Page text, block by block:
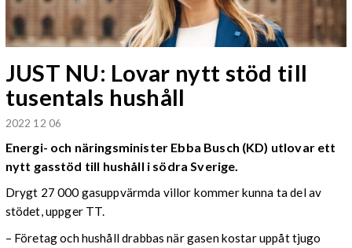
JUST NU: Lovar nytt stöd till
tusentals hushåll
2022 12 06
Energi- och näringsminister Ebba Busch (KD) utlovar ett
nytt gasstöd till hushåll i södra Sverige.
Drygt 27 000 gasuppvärmda villor kommer kunna ta del av
stödet, uppger TT.
– Företag och hushåll drabbas när gasen kostar uppåt tjugo